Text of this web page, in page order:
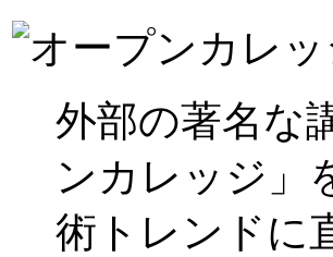
外部の著名な
ンカレッジ」
術トレンドに